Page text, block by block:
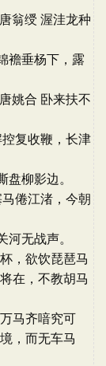
翁绶 渥洼龙种
襜垂杨下，露
姚合 卧来扶不
复收鞭，长津
柳影边。
倦江渚，今朝
无战声。
，欲饮琵琶马
在，不教胡马
马齐喑究可
，而无车马